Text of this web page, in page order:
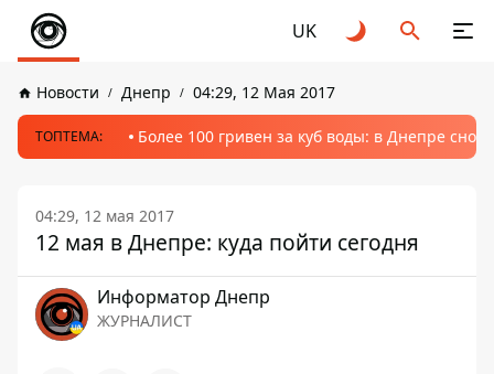
UK
Новости Днепр 04:29, 12 Мая 2017
ТОПТЕМА: Более 100 гривен за куб воды: в Днепре
04:29, 12 мая 2017
12 мая в Днепре: куда пойти сегодня
Информатор Днепр
ЖУРНАЛИСТ